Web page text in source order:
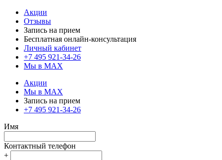
Акции
Отзывы
Запись на прием
Бесплатная онлайн-консультация
Личный кабинет
+7 495 921-34-26
Мы в MAX
Акции
Мы в MAX
Запись на прием
+7 495 921-34-26
Имя
Контактный телефон
+